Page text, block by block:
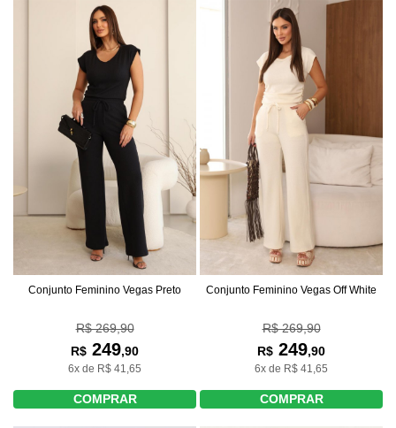
Conjunto Feminino Vegas Preto
R$ 269,90
R$ 249,90
6x de R$ 41,65
COMPRAR
Conjunto Feminino Vegas Off White
R$ 269,90
R$ 249,90
6x de R$ 41,65
COMPRAR